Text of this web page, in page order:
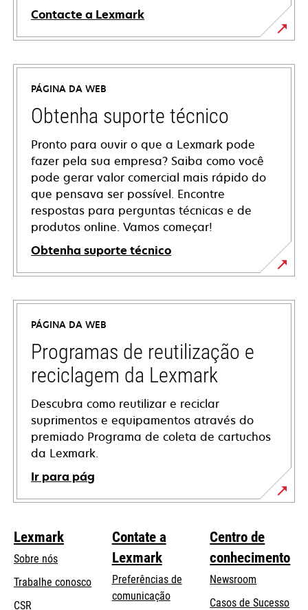
Contacte a Lexmark
PÁGINA DA WEB
Obtenha suporte técnico
Pronto para ouvir o que a Lexmark pode
fazer pela sua empresa? Saiba como você
pode gerar valor comercial mais rápido do
que pensava ser possível. Encontre
respostas para perguntas técnicas e de
produtos online. Vamos começar!
Obtenha suporte técnico
abre
em
nova
guia
PÁGINA DA WEB
Programas de reutilização e
reciclagem da Lexmark
Descubra como reutilizar e reciclar
suprimentos e equipamentos através do
premiado Programa de coleta de cartuchos
da Lexmark.
Ir para pág
Lexmark
Sobre nós
Trabalhe conosco
CSR
Contate a
Lexmark
Preferências de
comunicação
Centro de
conhecimento
Newsroom
Casos de Sucesso